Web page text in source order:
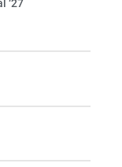
‘27